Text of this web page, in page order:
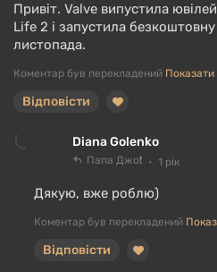
Привіт. Valve випустила
Life 2 і запустила
листопада.
Коментар був перекладений Показати
Відповісти
Diana Golenko
Папа Джо❗ 1 рік
Дякую, вже роблю)
Коментар був перекладений
Відповісти